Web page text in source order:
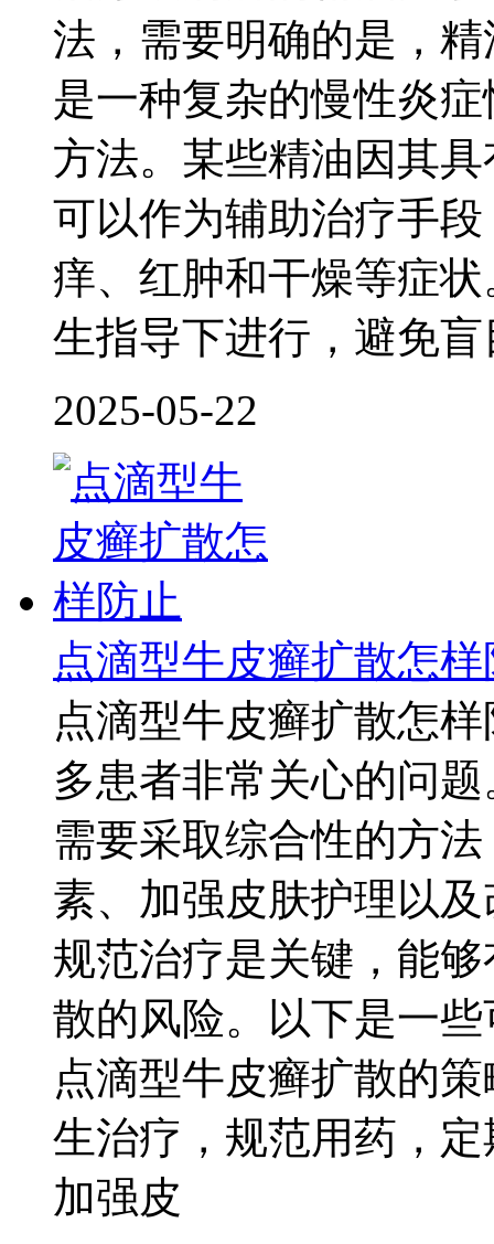
法，需要明确的是，
是一种复杂的慢性炎
方法。某些精油因其
可以作为辅助治疗手
痒、红肿和干燥等症
生指导下进行，避免
2025-05-22
点滴型牛皮癣扩散怎
点滴型牛皮癣扩散怎
多患者非常关心的问
需要采取综合性的方
素、加强皮肤护理以
规范治疗是关键，能
散的风险。以下是一
点滴型牛皮癣扩散的
生治疗，规范用药，
加强皮